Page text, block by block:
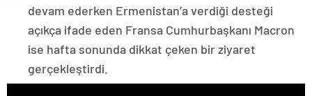
devam ederken Ermenistan’a verdiği desteği
açıkça ifade eden Fransa Cumhurbaşkanı Macron
ise hafta sonunda dikkat çeken bir ziyaret
gerçekleştirdi.